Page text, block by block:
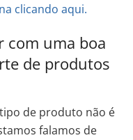
clicando aqui.
com uma boa
de produtos
de produto não é
falamos de